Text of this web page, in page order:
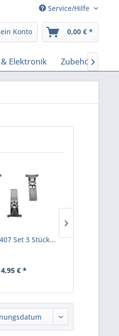
Service/Hilfe
Konto 0,00 € *
Elektronik Zubehör
Set 3 Stück...
4,95 € *